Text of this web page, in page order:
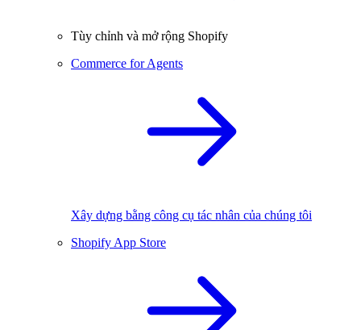
Tùy chỉnh và mở rộng Shopify
Commerce for Agents
Xây dựng bằng công cụ tác nhân của chúng tôi
Shopify App Store